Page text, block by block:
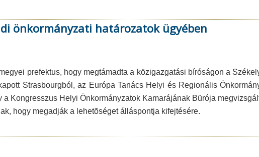
önkormányzati határozatok ügyében
prefektus, hogy megtámadta a közigazgatási bíróságon a
Strasbourgból, az Európa Tanács Helyi és Regionális
Kongresszus Helyi Önkormányzatok Kamarájának Bürója
hogy megadják a lehetõséget álláspontja kifejtésére.